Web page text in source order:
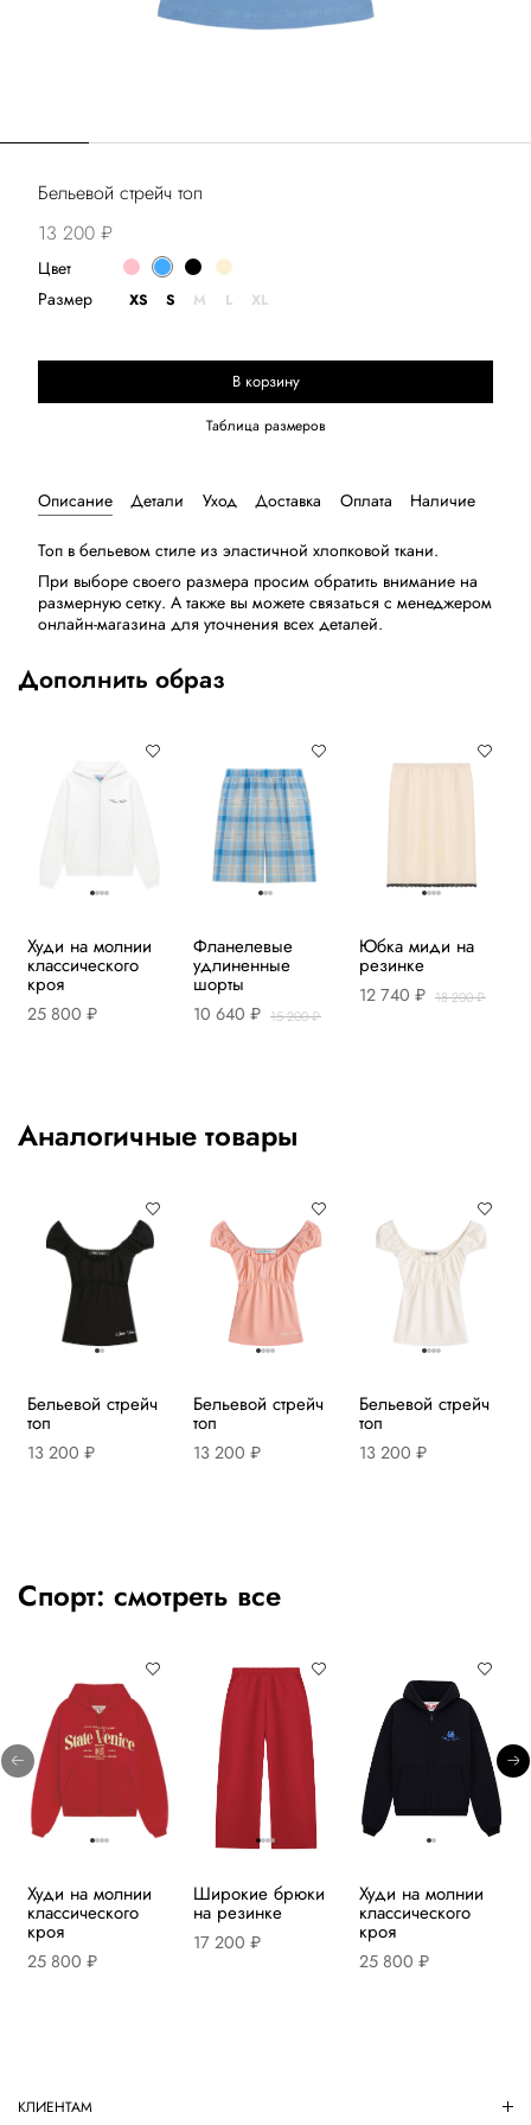
Бельевой стрейч топ
13 200 ₽
Цвет
В корзину
Выберите размер
Таблица размеров
Размер XS S M L XL
Описание Детали Уход Доставка Оплата Наличие
Топ в бельевом стиле из эластичной хлопковой ткани.
При выборе своего размера просим обратить внимание на
размерную сетку. А также вы можете связаться с менеджером
онлайн-магазина для уточнения всех деталей.
Дополнить образ
Худи на молнии
классического
кроя
25 800 ₽
Фланелевые
удлиненные
шорты
10 640 ₽ 15 200 ₽
Юбка миди на
резинке
12 740 ₽ 18 200 ₽
Аналогичные товары
Бельевой стрейч
топ
13 200 ₽
Бельевой стрейч
топ
13 200 ₽
Бельевой стрейч
топ
13 200 ₽
Спорт: смотреть все
Худи на молнии
классического
кроя
25 800 ₽
Широкие брюки
на резинке
17 200 ₽
Худи на молнии
классического
кроя
25 800 ₽
КЛИЕНТАМ